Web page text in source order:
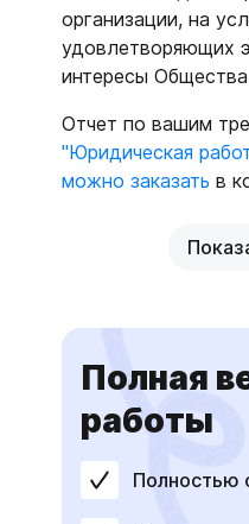
организации, на
удовлетворяющих
интересы
Отчет по вашим
"Юридическая
можно заказать в
Полная
работы
Полностью